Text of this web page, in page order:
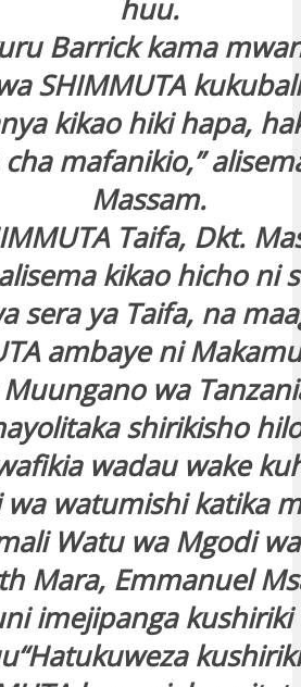
huu.
Barrick kama
SHIMMUTA
kikao hiki hapa,
mafanikio,”
Massam.
Taifa, Dkt.
kikao hicho ni
sera ya Taifa, na
ambaye ni
wa
shirikisho
wadau wake
wa watumishi katika
Watu wa Mgodi
Mara, Emmanuel
imejipanga